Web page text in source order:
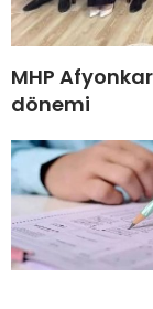
MHP
dönemi